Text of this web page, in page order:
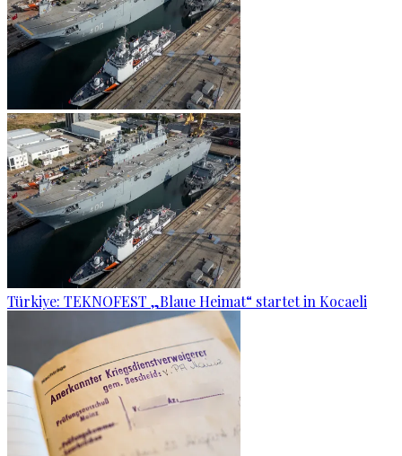
Türkiye: TEKNOFEST „Blaue Heimat“ startet in Kocaeli